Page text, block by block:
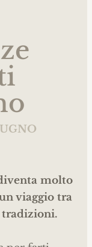
molto
viaggio tra
tradizioni.